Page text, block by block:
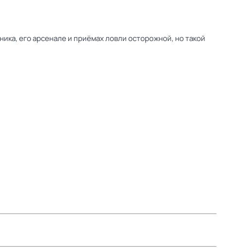
его арсенале и приёмах ловли осторожной, но такой